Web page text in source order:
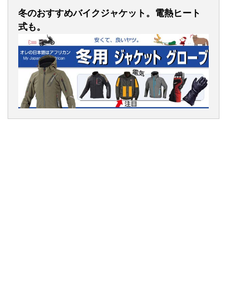
冬のおすすめバイクジャケット。電熱ヒート
式も。